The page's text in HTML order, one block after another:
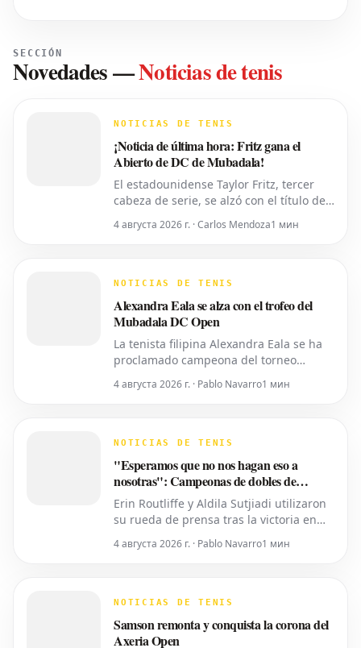
SECCIÓN
Novedades—Noticias de tenis
NOTICIAS DE TENIS
¡Noticia de última hora: Fritz gana el
Abierto de DC de Mubadala!
El estadounidense Taylor Fritz, tercer
cabeza de serie, se alzó con el título del
torneo Abierto de DC de Mubadala el
lunes por la noche, tras derrotar al
temporada 2026. Fritz, actualmente
4 августа 2026 г. · Carlos Mendoza1 мин
NOTICIAS DE TENIS
Alexandra Eala se alza con el trofeo del
Mubadala DC Open
La tenista filipina Alexandra Eala se ha
proclamado campeona del torneo
Mubadala DC Open, derrotando a la
cabeza de serie número uno, la
del lunes. Eala, actualmente en el
demostró su
4 августа 2026 г. · Pablo Navarro1 мин
NOTICIAS DE TENIS
"Esperamos que no nos hagan eso a
nosotras": Campeonas de dobles de
Washington expresan temor por los
recortes propuestos por la ATP que se
extienden a la WTA
Erin Routliffe y Aldila Sutjiadi utilizaron
su rueda de prensa tras la victoria en
Washington para expresar su
preocupación de que los recortes
femenino, a pesar de que elogiaron una
colocar
4 августа 2026 г. · Pablo Navarro1 мин
NOTICIAS DE TENIS
Samson remonta y conquista la corona del
Axeria Open